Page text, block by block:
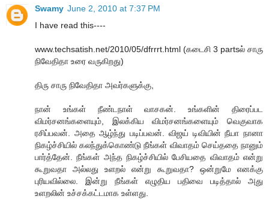
Swamy June 2, 2010 at 7:37 PM
I have read this----
www.techsatish.net/2010/05/dfrrrt.html (கடைசி 3 partsல் சாரு
நிவேதிதா உரை வருகிறது)
திரு சாரு நிவேதிதா அவர்களுக்கு,
நான் உங்கள் நீண்டநாள் வாசகன். உங்களின் திரைப்பட
விமர்சனங்களையும், இலக்கிய விமர்சனங்களையும் வெகுவாக
ரசிப்பவன். அதை ஆழ்ந்து படிப்பவன். விஜய் டிவியின் நீயா நானா
நிகழ்ச்சியில் கலந்துக்கொண்டு நீங்கள் விவாதம் செய்ததை நானும்
பார்த்தேன். நீங்கள் அந்த நிகழ்ச்சியில் பேசியதை விவாதம் என்று
கூறுவதா அல்லது உளறல் என்று கூறுவதா? ஒன்றுமே எனக்கு
புரியவில்லை. இன்று நீங்கள் எழுதிய பதிவை படித்தால் அது
உளறலின் உச்சக்கட்டமாக உள்ளது.